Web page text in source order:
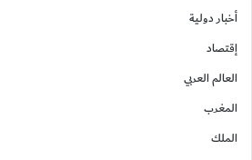
أخبار دولية
إقتصاد
العالم العربي
المغرب
الملك